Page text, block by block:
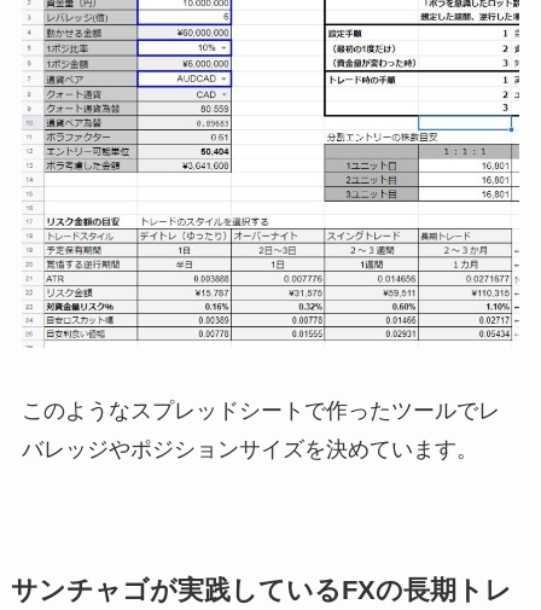
このようなスプレッドシートで作ったツールでレ
バレッジやポジションサイズを決めています。
サンチャゴが実践しているFXの長期トレ